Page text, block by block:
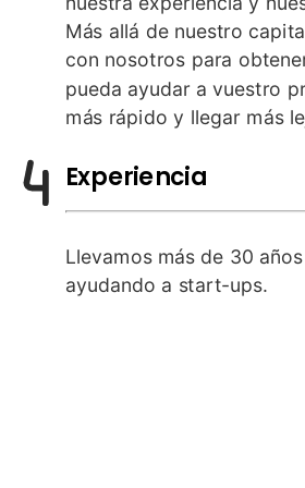
Más allá de nuestro
con nosotros para
pueda ayudar a vuestro
más rápido y llegar más
Experiencia
Llevamos más de 30
ayudando a start-ups.